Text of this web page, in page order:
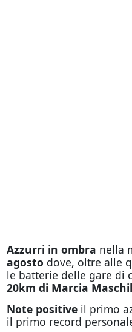
Azzurri in ombra nella
agosto dove, oltre alle
le batterie delle gare di
20km di Marcia
Note positiveil primo
il primo record